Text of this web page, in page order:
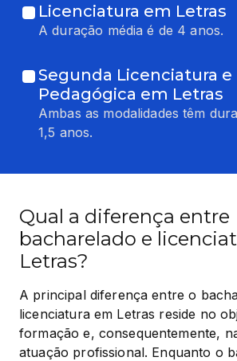
Licenciatura em Letras
A duração média é de 4 anos.
Segunda Licenciatura e
Pedagógica em Letras
Ambas as modalidades têm
1,5 anos.
Qual a diferença entre
bacharelado e
Letras?
A principal diferença entre o
licenciatura em Letras reside no
formação e, consequentemente,
atuação profissional. Enquanto o